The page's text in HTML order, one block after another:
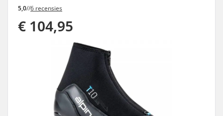
5,0//6 recensies
€ 104,95